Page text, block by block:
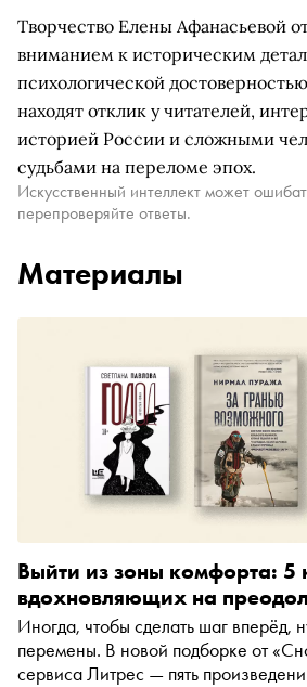
Творчество Елены Афанасьевой
вниманием к историческим
психологической
находят отклик у читателей,
историей России и сложными
судьбами на переломе эпох.
Искусственный интеллект может
перепроверяйте ответы.
Материалы
Выйти из зоны комфорта: 5
вдохновляющих на
Иногда, чтобы сделать шаг вперёд,
перемены. В новой подборке от
сервиса Литрес — пять произведений, в которых можно